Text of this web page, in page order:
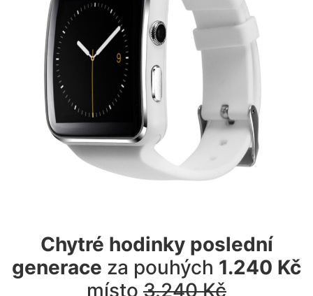
Chytré hodinky poslední
generace za pouhých 1.240 Kč
místo 3.240 Kč